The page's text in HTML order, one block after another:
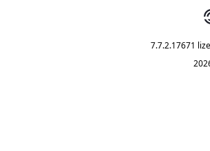
7.7.2.17671